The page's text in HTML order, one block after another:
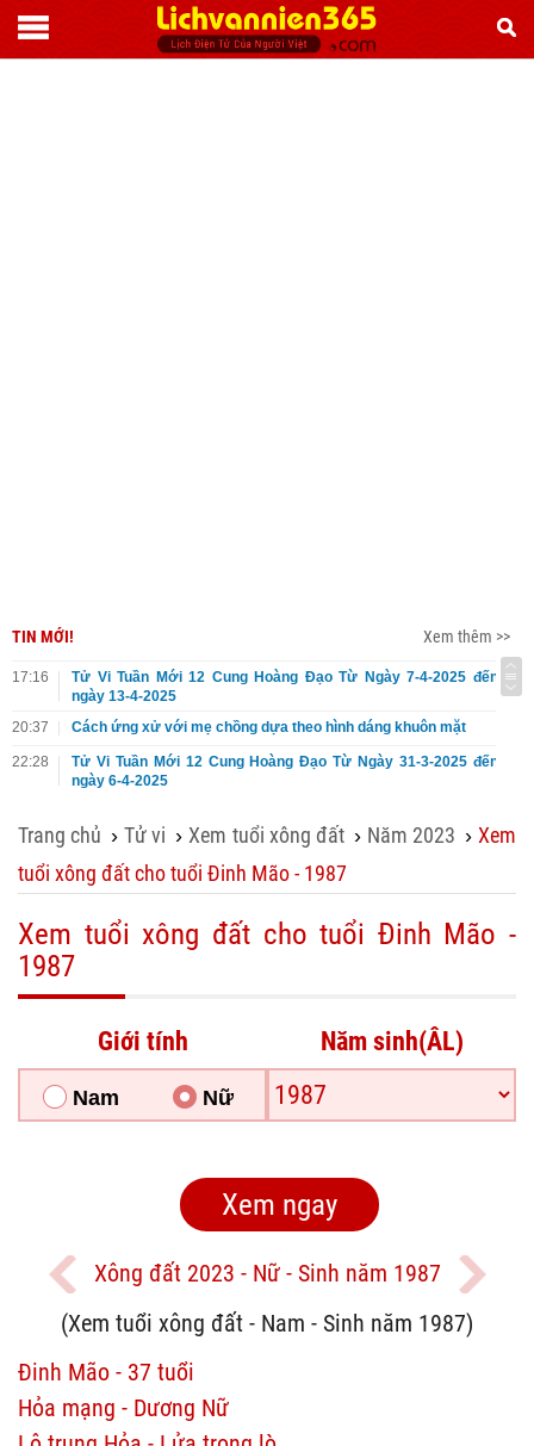
TIN MỚI! Xem thêm >>
17:16
Tử Vi Tuần Mới 12 Cung Hoàng Đạo Từ Ngày 7-4-2025 đến
ngày 13-4-2025
20:37
Cách ứng xử với mẹ chồng dựa theo hình dáng khuôn mặt
22:28
Tử Vi Tuần Mới 12 Cung Hoàng Đạo Từ Ngày 31-3-2025 đến
ngày 6-4-2025
Trang chủ ›Tử vi ›Xem tuổi xông đất › Năm 2023 ›Xem
tuổi xông đất cho tuổi Đinh Mão - 1987
Xem tuổi xông đất cho tuổi Đinh Mão -
1987
Giới tính
Nam Nữ
Năm sinh(ÂL)
Xông đất 2023 - Nữ - Sinh năm 1987
(Xem tuổi xông đất - Nam - Sinh năm 1987)
Đinh Mão - 37 tuổi
Hỏa mạng - Dương Nữ